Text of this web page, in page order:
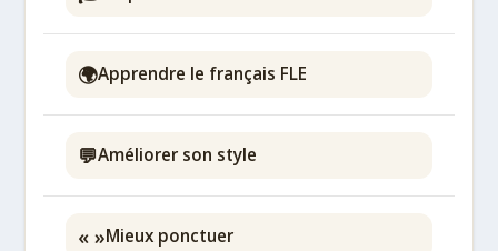
🌍Apprendre le français FLE
💬Améliorer son style
« »Mieux ponctuer